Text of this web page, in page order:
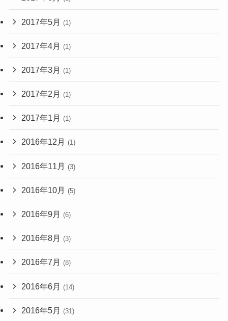
2017年5月 (1)
2017年4月 (1)
2017年3月 (1)
2017年2月 (1)
2017年1月 (1)
2016年12月 (1)
2016年11月 (3)
2016年10月 (5)
2016年9月 (6)
2016年8月 (3)
2016年7月 (8)
2016年6月 (14)
2016年5月 (31)